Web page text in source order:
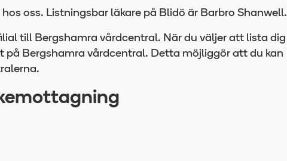
oss. Listningsbar läkare på Blidö är Barbro Shanwell.
till Bergshamra vårdcentral. När du väljer att lista dig
på Bergshamra vårdcentral. Detta möjliggör att du kan